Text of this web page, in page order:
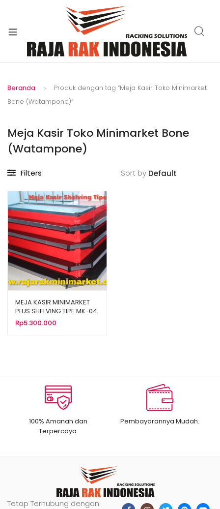
Beranda
Produk dengan tag “Meja Kasir Toko Minimarket
Bone (Watampone)”
Meja Kasir Toko Minimarket Bone
(Watampone)
Filters Sort by
MEJA KASIR MINIMARKET
PLUS SHELVING TIPE MK-04
Rp5.300.000
100% Amanah dan
Terpercaya.
Pembayarannya Mudah.
Tetap Terhubung dengan